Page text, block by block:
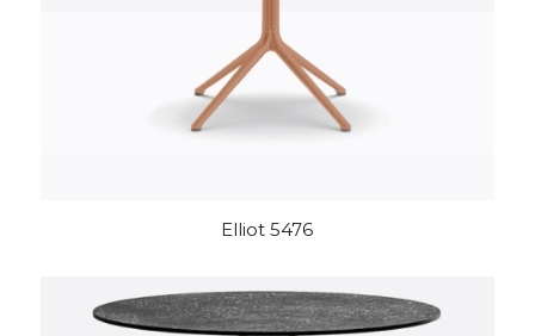
Elliot 5476